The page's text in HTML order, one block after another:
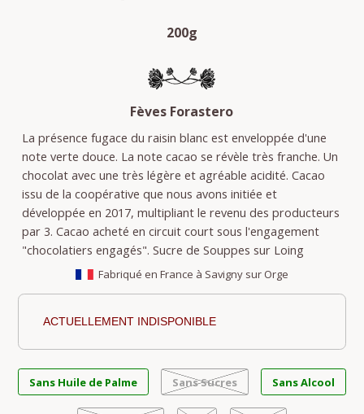
200g
Fèves Forastero
La présence fugace du raisin blanc est enveloppée d'une
note verte douce. La note cacao se révèle très franche. Un
chocolat avec une très légère et agréable acidité. Cacao
issu de la coopérative que nous avons initiée et
développée en 2017, multipliant le revenu des producteurs
par 3. Cacao acheté en circuit court sous l'engagement
"chocolatiers engagés". Sucre de Souppes sur Loing
Fabriqué en France à Savigny sur Orge
ACTUELLEMENT INDISPONIBLE
Sans Huile de Palme Sans Sucres Sans Alcool